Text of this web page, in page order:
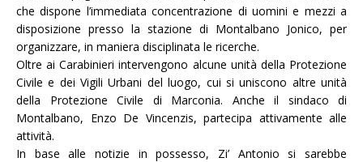
che dispone l’immediata concentrazione di uomini e mezzi a
disposizione presso la stazione di Montalbano Jonico, per
organizzare, in maniera disciplinata le ricerche.
Oltre ai Carabinieri intervengono alcune unità della Protezione
Civile e dei Vigili Urbani del luogo, cui si uniscono altre unità
della Protezione Civile di Marconia. Anche il sindaco di
Montalbano, Enzo De Vincenzis, partecipa attivamente alle
attività.
In base alle notizie in possesso, Zi’ Antonio si sarebbe